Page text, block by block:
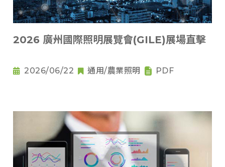
2026 廣州國際照明展覽會(GILE)展場直擊
2026/06/22 通用/農業照明 PDF